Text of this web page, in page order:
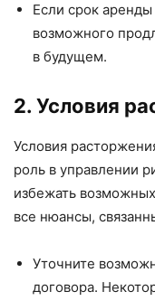
Если срок
возможного
в будущем.
2. Условия
Условия
роль в управлении
избежать
все нюансы,
Уточните
договора.